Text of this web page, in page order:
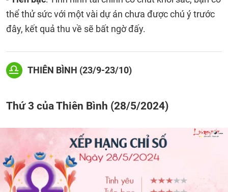
thể thử sức với một vài dự án chưa được chú ý trước
đây, kết quả thu về sẽ bất ngờ đấy.
THIÊN BÌNH (23/9-23/10)
Thứ 3 của Thiên Bình (28/5/2024)